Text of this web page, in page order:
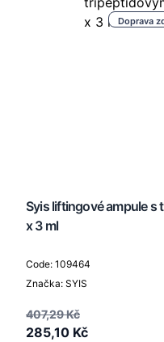
Doprava
Syis liftingové ampule s
x 3 ml
Code: 109464
Značka: SYIS
407,29 Kč
285,10 Kč